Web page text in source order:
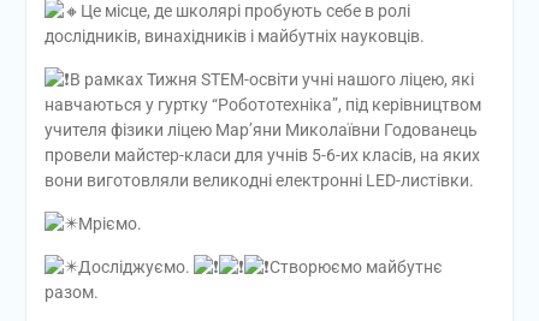
Це місце, де школярі пробують себе в ролі
дослідників, винахідників і майбутніх науковців.
В рамках Тижня STEM-освіти учні нашого ліцею, які
навчаються у гуртку “Робототехніка”, під керівництвом
учителя фізики ліцею Мар’яни Миколаївни Годованець
провели майстер-класи для учнів 5-6-их класів, на яких
вони виготовляли великодні електронні LED-листівки.
Мріємо.
Досліджуємо.
Створюємо майбутнє
разом.